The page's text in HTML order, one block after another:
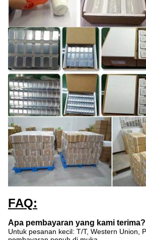
FAQ:
Apa pembayaran yang kami terima?
Untuk pesanan kecil: T/T, Western Union,